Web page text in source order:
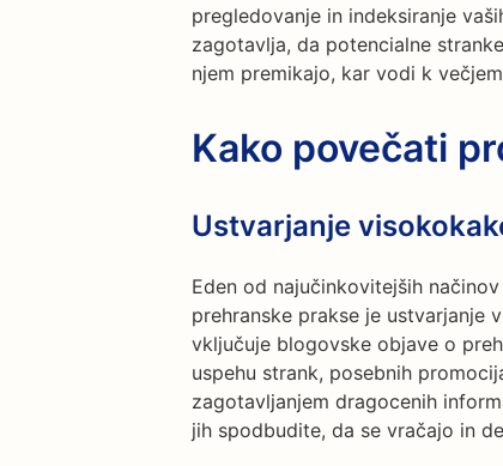
pregledovanje in indeksiranje
zagotavlja, da potencialne
njem premikajo, kar vodi k
Kako povečati
Ustvarjanje
Eden od najučinkovitejših
prehranske prakse je ustvarjanje
vključuje blogovske objave o
uspehu strank, posebnih
zagotavljanjem dragocenih
jih spodbudite, da se vračajo in